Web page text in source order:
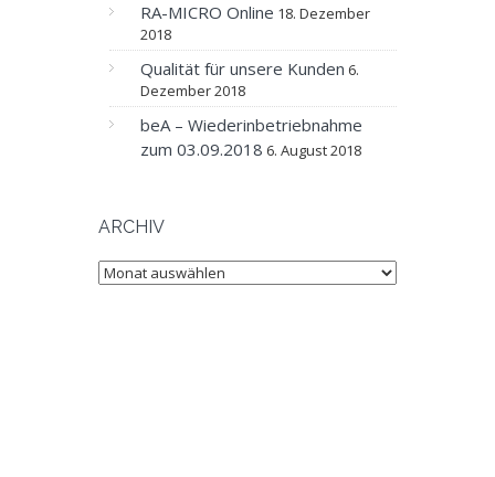
RA-MICRO Online 18. Dezember
2018
Qualität für unsere Kunden 6.
Dezember 2018
beA – Wiederinbetriebnahme
zum 03.09.2018 6. August 2018
ARCHIV
Archiv